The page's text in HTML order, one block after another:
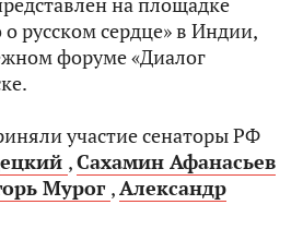
на площадке
русском сердце» в Индии,
форуме «Диалог
участие сенаторы РФ
,Сахамин Афанасьев
Мурог ,Александр